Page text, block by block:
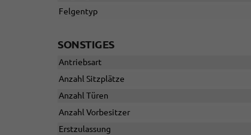
Felgentyp
SONSTIGES
Antriebsart
Anzahl Sitzplätze
Anzahl Türen
Anzahl Vorbesitzer
Erstzulassung